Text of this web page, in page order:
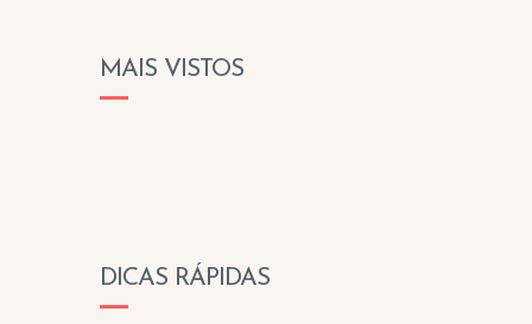
MAIS VISTOS
DICAS RÁPIDAS